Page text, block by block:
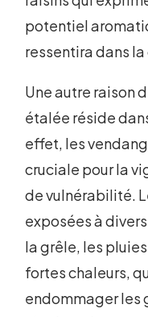
potentiel
ressentira dans
Une autre raison
étalée réside
effet, les
cruciale pour la
de vulnérabilité.
exposées à
la grêle, les
fortes chaleurs,
endommager les